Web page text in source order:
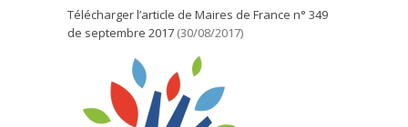
Télécharger l’article de Maires de France n° 349
de septembre 2017 (30/08/2017)